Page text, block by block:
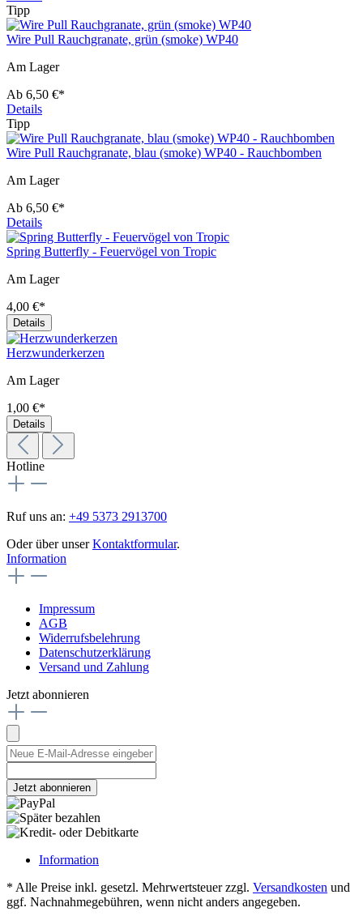
Tipp
Wire Pull Rauchgranate, grün (smoke) WP40
Am Lager
Ab 6,50 €*
Details
Tipp
Wire Pull Rauchgranate, blau (smoke) WP40 - Rauchbomben
Am Lager
Ab 6,50 €*
Details
Spring Butterfly - Feuervögel von Tropic
Am Lager
4,00 €*
Details
Herzwunderkerzen
Am Lager
1,00 €*
Details
Hotline
Ruf uns an: +49 5373 2913700
Oder über unserKontaktformular.
Information
Impressum
AGB
Widerrufsbelehrung
Datenschutzerklärung
Versand und Zahlung
Jetzt abonnieren
Jetzt abonnieren
Information
* Alle Preise inkl. gesetzl. Mehrwertsteuer zzgl. Versandkosten und
ggf. Nachnahmegebühren, wenn nicht anders angegeben.